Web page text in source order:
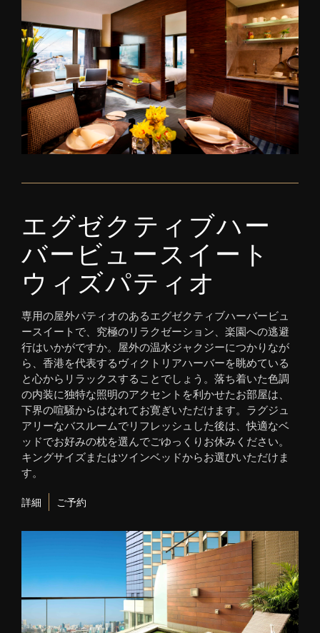
エグゼクティブハー
バービュースイート
ウィズパティオ
専用の屋外パティオのあるエグゼクティブハーバービュ
ースイートで、究極のリラクゼーション、楽園への逃避
行はいかがですか。屋外の温水ジャクジーにつかりなが
ら、香港を代表するヴィクトリアハーバーを眺めている
と心からリラックスすることでしょう。落ち着いた色調
の内装に独特な照明のアクセントを利かせたお部屋は、
下界の喧騒からはなれてお寛ぎいただけます。ラグジュ
アリーなバスルームでリフレッシュした後は、快適なベ
ッドでお好みの枕を選んでごゆっくりお休みください。
キングサイズまたはツインベッドからお選びいただけま
す。
詳細 ご予約